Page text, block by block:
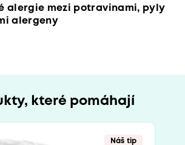
alergie mezi potravinami, pyly
alergeny
které pomáhají
Náš tip